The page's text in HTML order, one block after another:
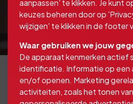
Naast bovenstaande
aanpassen' te klikken. Je kunt
keuzes beheren door op
wijzigen' te klikken in de footer
Waar gebruiken we jouw
De apparaat kenmerken actief
identificatie. Informatie op een
en/of openen. Marketing
activiteiten, zoals het tonen van